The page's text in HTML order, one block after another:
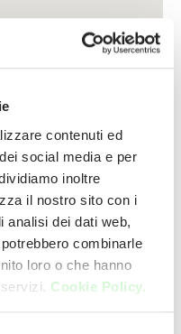
contenuti ed
social media e per
inoltre
il nostro sito con i
analisi dei dati web,
combinarle
loro o che hanno
Cookie Policy.
(Luca